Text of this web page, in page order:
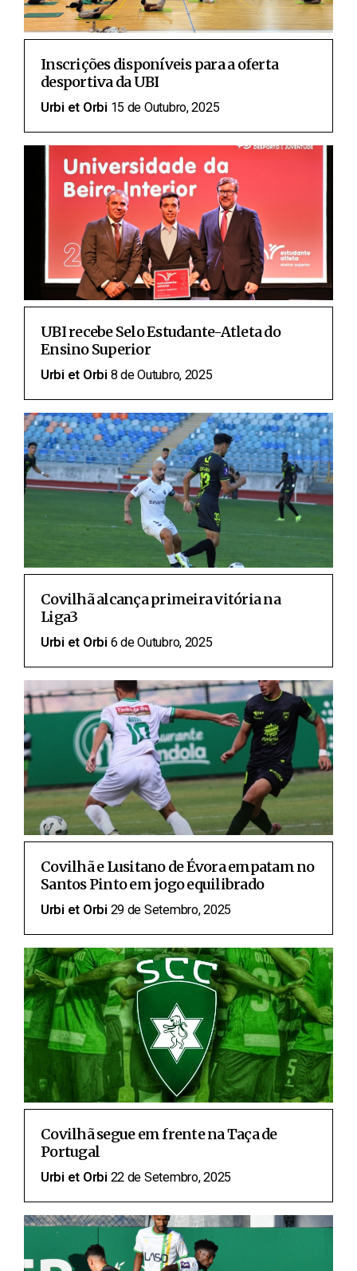
Inscrições disponíveis para a oferta
desportiva da UBI
Urbi et Orbi 15 de Outubro, 2025
UBI recebe Selo Estudante-Atleta do
Ensino Superior
Urbi et Orbi 8 de Outubro, 2025
Covilhã alcança primeira vitória na
Liga3
Urbi et Orbi 6 de Outubro, 2025
Covilhã e Lusitano de Évora empatam no
Santos Pinto em jogo equilibrado
Urbi et Orbi 29 de Setembro, 2025
Covilhã segue em frente na Taça de
Portugal
Urbi et Orbi 22 de Setembro, 2025